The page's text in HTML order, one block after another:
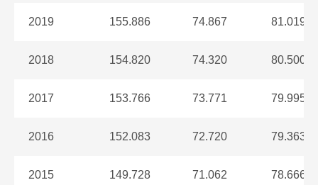
2019 155.886 74.867 81.019
2018 154.820 74.320 80.500
2017 153.766 73.771 79.995
2016 152.083 72.720 79.363
2015 149.728 71.062 78.666